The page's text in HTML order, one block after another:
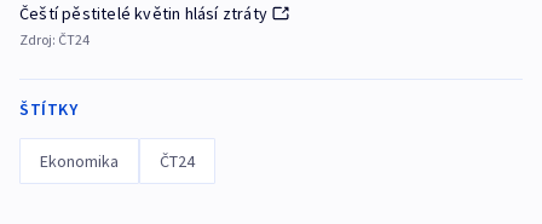
Čeští pěstitelé květin hlásí ztráty
Zdroj: ČT24
ŠTÍTKY
Ekonomika ČT24